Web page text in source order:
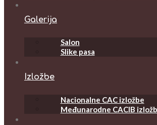
Galerija
Salon
Slike pasa
Izložbe
Nacionalne CAC izložbe
Međunarodne CACIB